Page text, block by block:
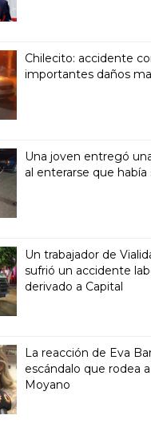
Chilecito: accidente
importantes daños
Una joven entregó
al enterarse que había
Un trabajador de
sufrió un accidente
derivado a Capital
La reacción de Eva
escándalo que rodea
Moyano